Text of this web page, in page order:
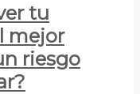
tu
mejor
riesgo